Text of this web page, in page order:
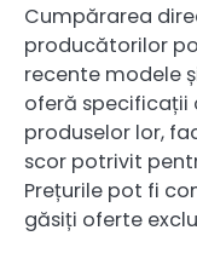
Cumpărarea
producătorilor
recente modele
oferă
produselor lor,
scor potrivit
Prețurile pot fi
găsiți oferte